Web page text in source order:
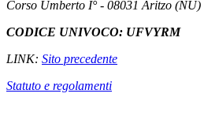
Corso Umberto I° - 08031 Aritzo (NU)
CODICE UNIVOCO: UFVYRM
LINK: Sito precedente
Statuto e regolamenti